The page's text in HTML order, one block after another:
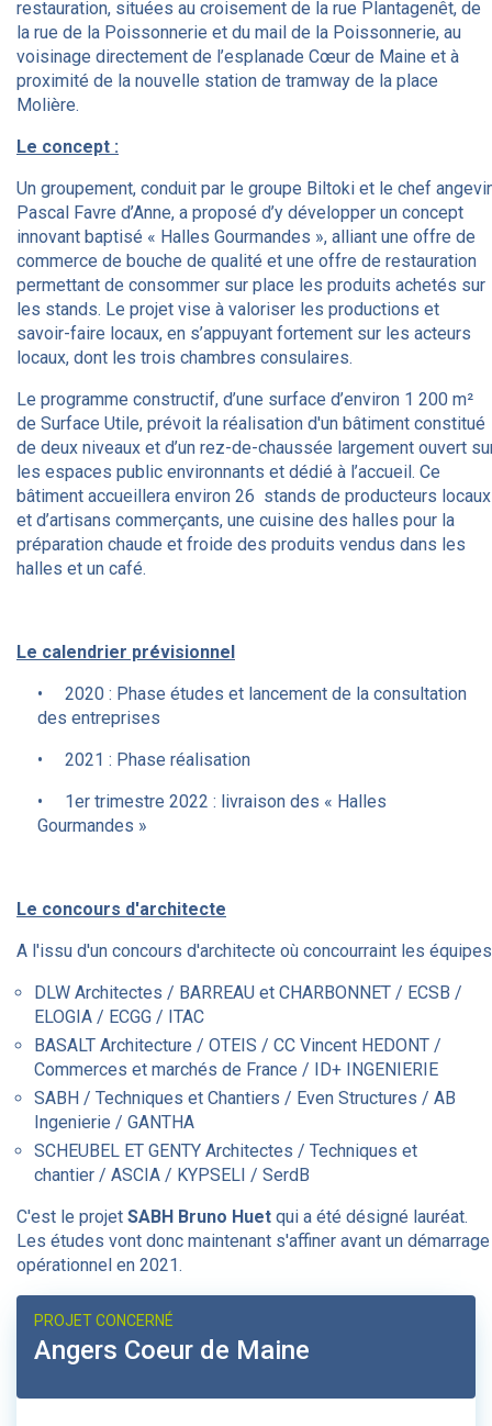
restauration, situées au croisement de la rue Plantagenêt, de
la rue de la Poissonnerie et du mail de la Poissonnerie, au
voisinage directement de l’esplanade Cœur de Maine et à
proximité de la nouvelle station de tramway de la place
Molière.
Le concept :
Un groupement, conduit par le groupe Biltoki et le chef
Pascal Favre d’Anne, a proposé d’y développer un concept
innovant baptisé « Halles Gourmandes », alliant une offre de
commerce de bouche de qualité et une offre de restauration
permettant de consommer sur place les produits achetés sur
les stands. Le projet vise à valoriser les productions et
savoir-faire locaux, en s’appuyant fortement sur les acteurs
locaux, dont les trois chambres consulaires.
Le programme constructif, d’une surface d’environ 1 200 m²
de Surface Utile, prévoit la réalisation d'un bâtiment constitué
de deux niveaux et d’un rez-de-chaussée largement ouvert
les espaces public environnants et dédié à l’accueil. Ce
bâtiment accueillera environ 26 stands de producteurs locaux
et d’artisans commerçants, une cuisine des halles pour la
préparation chaude et froide des produits vendus dans les
halles et un café.
Le calendrier prévisionnel
• 2020 : Phase études et lancement de la consultation
des entreprises
• 2021 : Phase réalisation
• 1er trimestre 2022 : livraison des « Halles
Gourmandes »
Le concours d'architecte
A l'issu d'un concours d'architecte où concourraint les équipes
DLW Architectes / BARREAU et CHARBONNET / ECSB /
ELOGIA / ECGG / ITAC
BASALT Architecture / OTEIS / CC Vincent HEDONT /
Commerces et marchés de France / ID+ INGENIERIE
SABH / Techniques et Chantiers / Even Structures / AB
Ingenierie / GANTHA
SCHEUBEL ET GENTY Architectes / Techniques et
chantier / ASCIA / KYPSELI / SerdB
C'est le projet SABH Bruno Huet qui a été désigné lauréat.
Les études vont donc maintenant s'affiner avant un démarrage
opérationnel en 2021.
PROJET CONCERNÉ
Angers Coeur de Maine